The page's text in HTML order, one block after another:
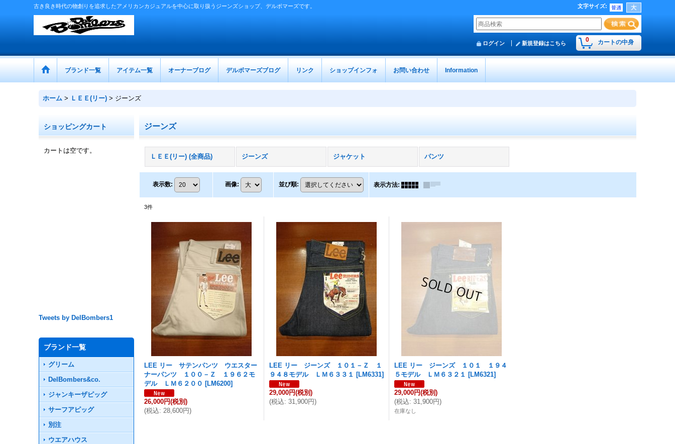
古き良き時代の物創りを追求したアメリカンカジュアルを中心に取り扱うジーンズショップ、デルボマーズです。 文字サイズ:
0 カートの中身
ログイン 新規登録はこちら
ブランド一覧 アイテム一覧 オーナーブログ デルボマーズブログ リンク ショップインフォ お問い合わせ Information
ホーム > ＬＥＥ(リー) > ジーンズ
ショッピングカート
カートは空です。
Tweets by DelBombers1
ブランド一覧
グリーム
DelBombers&co.
ジャンキーザピッグ
サーフアピッグ
別注
ウエアハウス
ジーンズ
ＬＥＥ(リー) (全商品) ジーンズ ジャケット パンツ
表示数: 画像: 並び順: 表示方法:
3件
LEE リー サテンパンツ ウエスター
ナーパンツ １００－Ｚ １９６２モ
デル ＬＭ６２００ [LM6200]
26,000円(税別)
(税込: 28,600円)
LEE リー ジーンズ １０１－Ｚ １
９４８モデル ＬＭ６３３１ [LM6331]
29,000円(税別)
(税込: 31,900円)
LEE リー ジーンズ １０１ １９４
５モデル ＬＭ６３２１ [LM6321]
29,000円(税別)
(税込: 31,900円)
在庫なし